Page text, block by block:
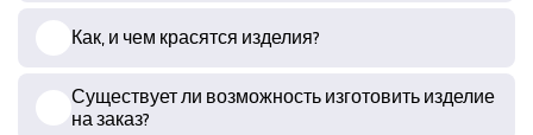
Как, и чем красятся изделия?
Существует ли возможность изготовить изделие
на заказ?